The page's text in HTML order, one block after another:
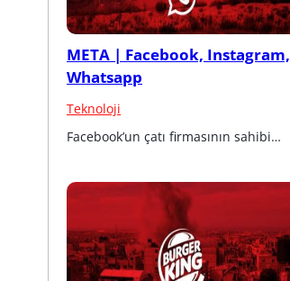
META | Facebook, Instagram,
Whatsapp
Teknoloji
Facebook’un çatı firmasının sahibi…